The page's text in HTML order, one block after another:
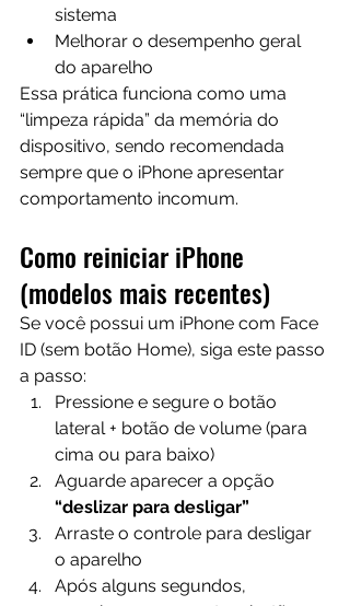
sistema
Melhorar o desempenho geral
do aparelho
Essa prática funciona como uma
“limpeza rápida” da memória do
dispositivo, sendo recomendada
sempre que o iPhone apresentar
comportamento incomum.
Como reiniciar iPhone
(modelos mais recentes)
Se você possui um iPhone com Face
ID (sem botão Home), siga este passo
a passo:
Pressione e segure o botão
lateral + botão de volume (para
cima ou para baixo)
Aguarde aparecer a opção
“deslizar para desligar”
Arraste o controle para desligar
o aparelho
Após alguns segundos,